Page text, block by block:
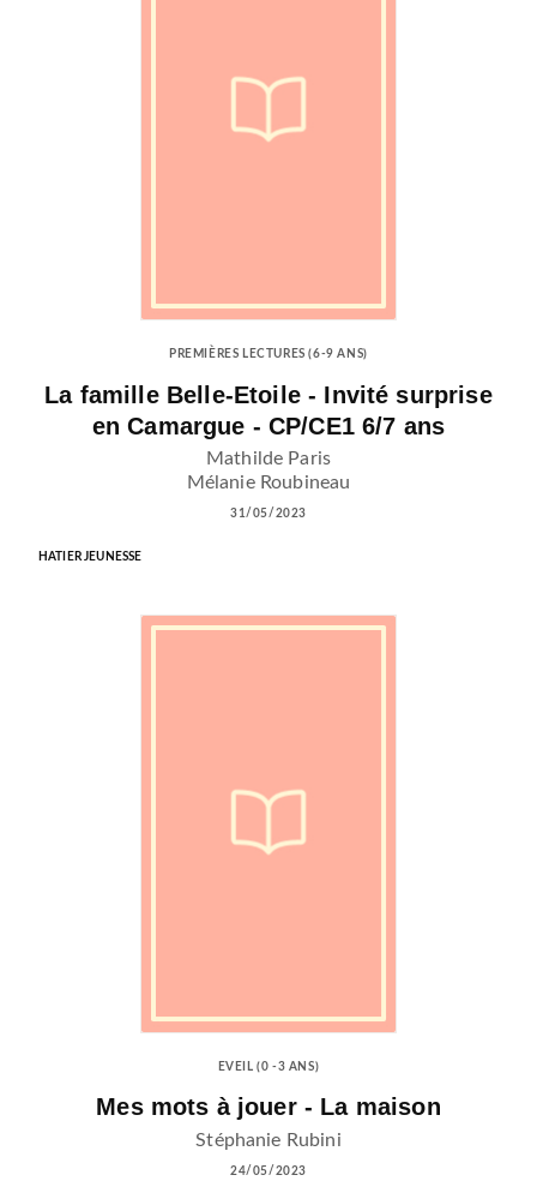
PREMIÈRES LECTURES (6-9 ANS)
La famille Belle-Etoile - Invité surprise
en Camargue - CP/CE1 6/7 ans
Mathilde Paris
Mélanie Roubineau
31/05/2023
HATIER JEUNESSE
EVEIL (0 -3 ANS)
Mes mots à jouer - La maison
Stéphanie Rubini
24/05/2023